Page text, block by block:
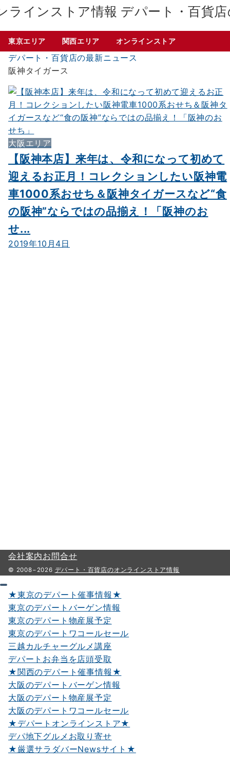
デパート・百貨
東京エリア 関西エリア オンラインストア
デパート・百貨店の最新ニュース
阪神タイガース
大阪エリア
【阪神本店】来年は、令和になって初めて
迎えるお正月！コレクションしたい阪神電
車1000系おせち＆阪神タイガースなど“食
の阪神”ならではの品揃え！「阪神のお
せ...
2019年10月4日
会社案内お問合せ
© 2008−2026 デパート・百貨店のオンラインストア情報
★東京のデパート催事情報★
東京のデパートバーゲン情報
東京のデパート物産展予定
東京のデパートワコールセール
三越カルチャーグルメ講座
デパートお弁当を店頭受取
★関西のデパート催事情報★
大阪のデパートバーゲン情報
大阪のデパート物産展予定
大阪のデパートワコールセール
★デパートオンラインストア★
デパ地下グルメお取り寄せ
★厳選サラダバーNewsサイト★